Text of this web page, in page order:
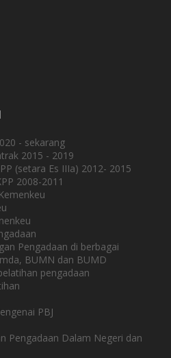
- sekarang
2015 - 2019
(setara Es IIIa) 2012- 2015
2008-2011
Pengadaan di berbagai
BUMN dan BUMD
pengadaan
PBJ
Pengadaan Dalam Negeri dan